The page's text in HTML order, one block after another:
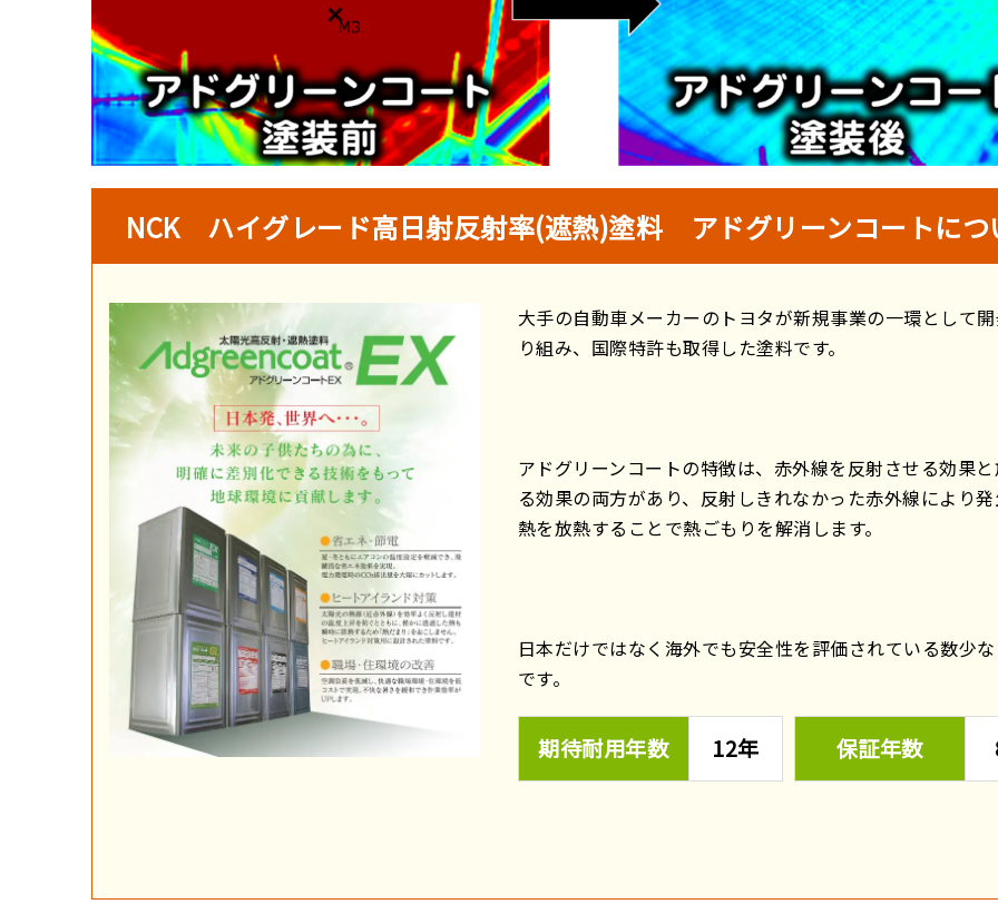
NCK ハイグレード高日射反射率(遮熱)塗料 アドグリーンコートにつ
大手の自動車メーカーのトヨタが新規事業の一環として
り組み、国際特許も取得した塗料です。
アドグリーンコートの特徴は、赤外線を反射させる効果
る効果の両方があり、反射しきれなかった赤外線により
熱を放熱することで熱ごもりを解消します。
日本だけではなく海外でも安全性を評価されている数少
です。
期待耐用年数 12年 保証年数